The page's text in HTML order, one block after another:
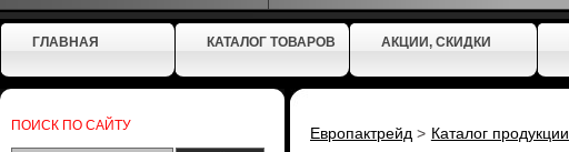
ГЛАВНАЯ КАТАЛОГ ТОВАРОВ АКЦИИ, СКИДКИ
ПОИСК ПО САЙТУ Европактрейд > Каталог продукции